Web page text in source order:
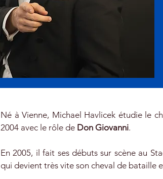
Né à Vienne, Michael Havlicek étudie le
2004 avec le rôle de Don Giovanni.
En 2005, il fait ses débuts sur scène au
qui devient très vite son cheval de bataille